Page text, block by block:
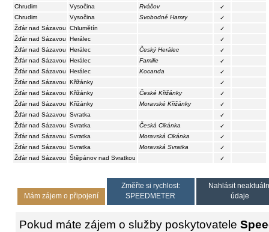
Chrudim
Vysočina Rváčov
✓
Chrudim
Vysočina Svobodné Hamry
✓
Žďár nad Sázavou
Chlumětín
✓
Žďár nad Sázavou
Herálec
✓
Žďár nad Sázavou
Herálec Český Herálec
✓
Žďár nad Sázavou
Herálec Familie
✓
Žďár nad Sázavou
Herálec Kocanda
✓
Žďár nad Sázavou
Křižánky
✓
Žďár nad Sázavou
Křižánky České Křižánky
✓
Žďár nad Sázavou
Křižánky Moravské Křižánky
✓
Žďár nad Sázavou
Svratka
✓
Žďár nad Sázavou
Svratka Česká Cikánka
✓
Žďár nad Sázavou
Svratka Moravská Cikánka
✓
Žďár nad Sázavou
Svratka Moravská Svratka
✓
Žďár nad Sázavou
Štěpánov nad Svratkou ✓
Mám zájem o připojení
Změřte si rychlost:
SPEEDMETER
Nahlásit
údaje
Pokud máte zájem o služby poskytovatele